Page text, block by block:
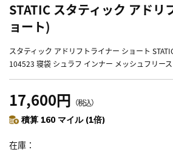
STATIC スタティック アドリ
ョート)
スタティック アドリフトライナー ショート
104523 寝袋 シュラフ インナー メッシュフリー
17,600円 （税込）
積算 160 マイル (1倍)
在庫